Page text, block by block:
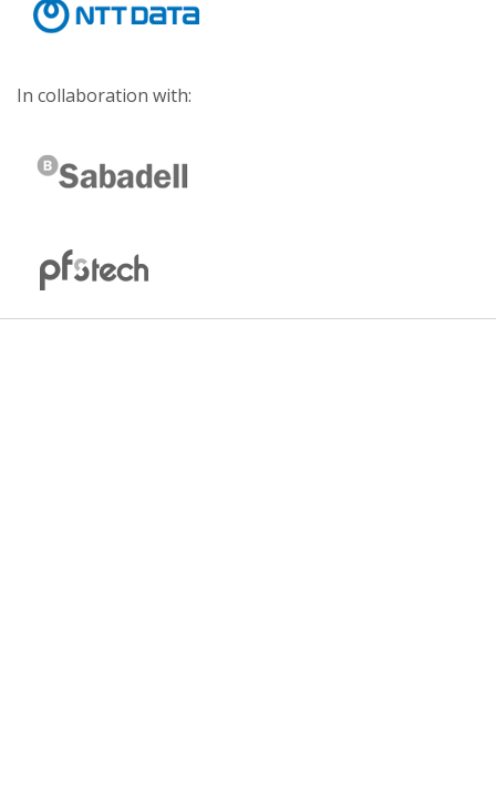
In collaboration with: